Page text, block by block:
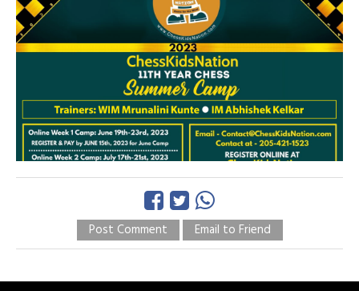
Post Comment Email to Friend